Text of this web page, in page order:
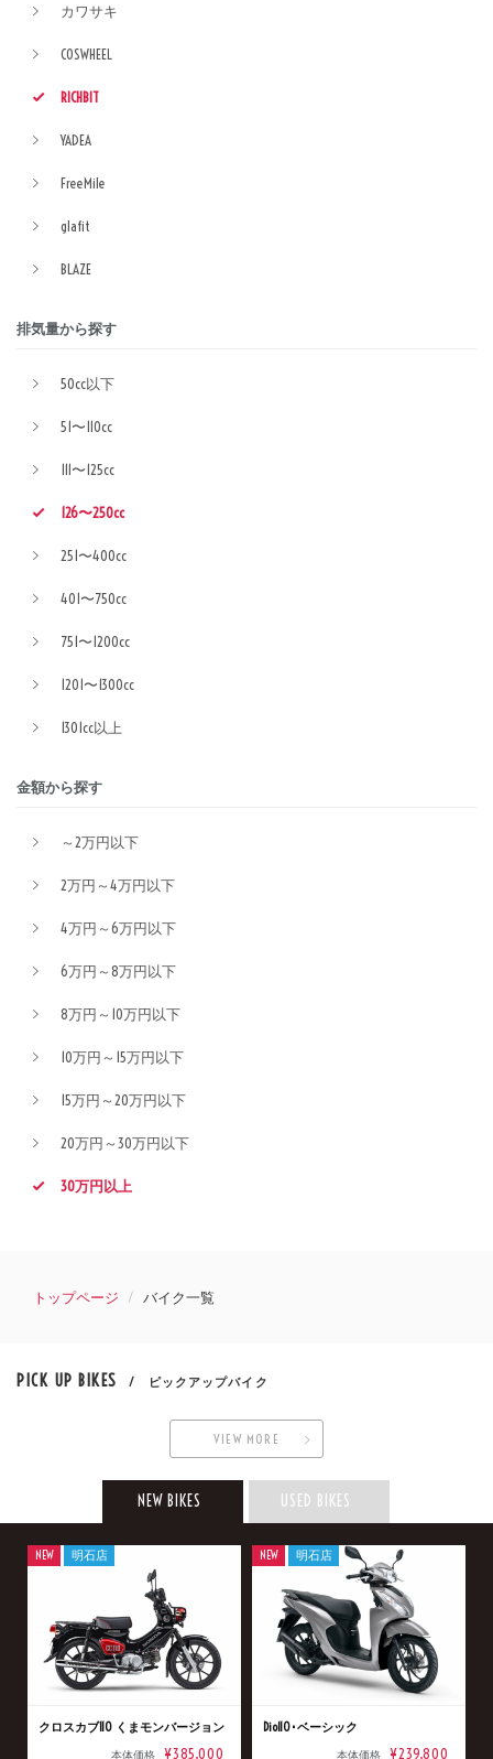
カワサキ
COSWHEEL
RICHBIT
YADEA
FreeMile
glafit
BLAZE
排気量から探す
50cc以下
51〜110cc
111〜125cc
126〜250cc
251〜400cc
401〜750cc
751〜1200cc
1201〜1300cc
1301cc以上
金額から探す
～2万円以下
2万円～4万円以下
4万円～6万円以下
6万円～8万円以下
8万円～10万円以下
10万円～15万円以下
15万円～20万円以下
20万円～30万円以下
30万円以上
トップページ バイク一覧
PICK UP BIKES / ピックアップバイク
VIEW MORE
NEW BIKES USED BIKES
クロスカブ110 くまモンバージョン
本体価格 ¥385,000
NEW 明石店
Dio110･ベーシック
本体価格 ¥239,800
NEW 明石店